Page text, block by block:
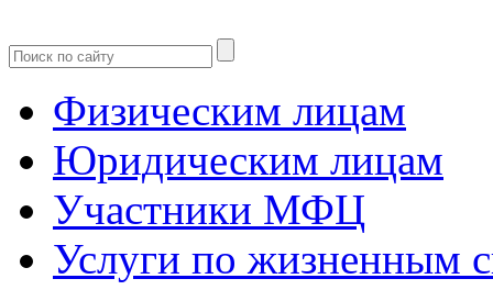
Физическим лицам
Юридическим лицам
Участники МФЦ
Услуги по жизненным